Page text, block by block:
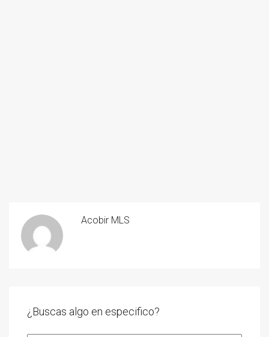
Acobir MLS
¿Buscas algo en especifico?